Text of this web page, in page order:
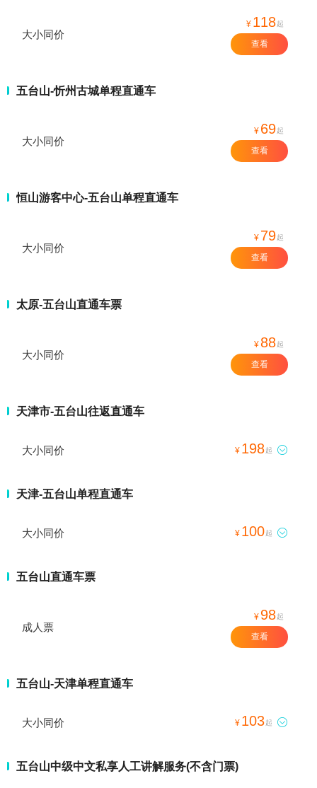
大小同价
¥ 118起
查看
五台山-忻州古城单程直通车
大小同价
¥ 69起
查看
恒山游客中心-五台山单程直通车
大小同价
¥ 79起
查看
太原-五台山直通车票
大小同价
¥ 88起
查看
天津市-五台山往返直通车
大小同价 ¥ 198起 
天津-五台山单程直通车
大小同价 ¥ 100起 
五台山直通车票
成人票
¥ 98起
查看
五台山-天津单程直通车
大小同价 ¥ 103起 
五台山中级中文私享人工讲解服务(不含门票)